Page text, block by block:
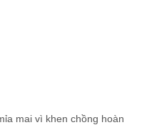
mai vì khen chồng hoàn